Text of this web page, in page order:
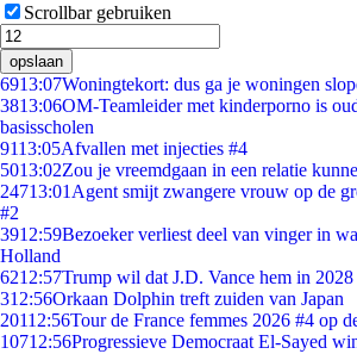
Scrollbar gebruiken
opslaan
6913:07Woningtekort: dus ga je woningen
3813:06OM-Teamleider met kinderporno is
basisscholen
9113:05Afvallen met injecties #4
5013:02Zou je vreemdgaan in een relatie
24713:01 Agent smijt zwangere vrouw op de
#2
3912:59Bezoeker verliest deel van vinger in
Holland
6212:57Trump wil dat J.D. Vance hem in
312:56Orkaan Dolphin treft zuiden van Japan
20112:56Tour de France femmes 2026 #4 op
10712:56Progressieve Democraat El-Sayed